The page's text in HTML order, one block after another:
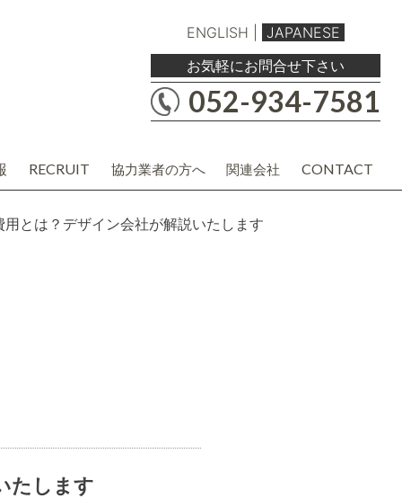
ENGLISH
JAPANESE
お気軽にお問合せ下さい
052-934-7581
RECRUIT 協力業者の方へ 関連会社 CONTACT
とは？デザイン会社が解説いたします
たします